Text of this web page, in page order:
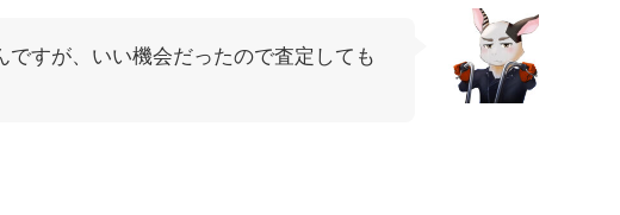
すが、いい機会だったので査定しても